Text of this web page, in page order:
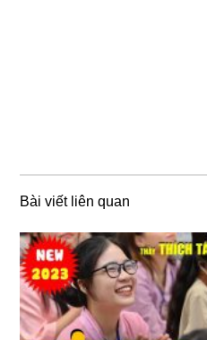
Bài viết liên quan